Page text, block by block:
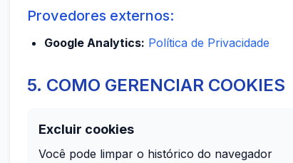
Provedores externos:
Google Analytics: Política de Privacidade
5. COMO GERENCIAR COOKIES
Excluir cookies
Você pode limpar o histórico do navegador